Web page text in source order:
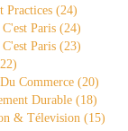
Practices (24)
Paris (24)
Paris (23)
Commerce (20)
Durable (18)
& Télevision (15)